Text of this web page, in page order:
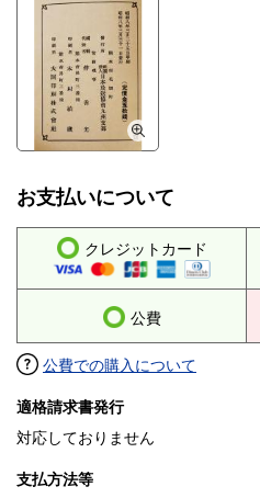
お支払いについて
クレジットカード
公費
公費での購入について
適格請求書発行
対応しておりません
支払方法等